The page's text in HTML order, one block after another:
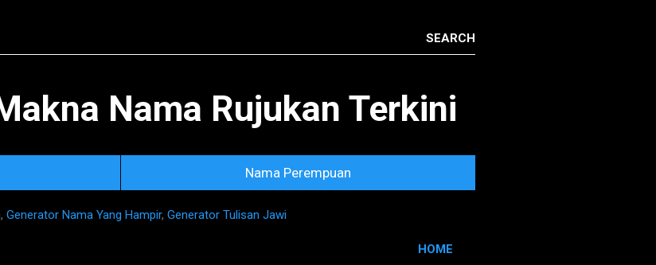
Nama Rujukan Terkini
Nama Perempuan
, Generator Nama Yang Hampir, Generator Tulisan Jawi
HOME